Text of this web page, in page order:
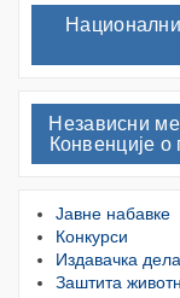
Независни
Конвенције
Јавне набавке
Конкурси
Издавачка
Заштита